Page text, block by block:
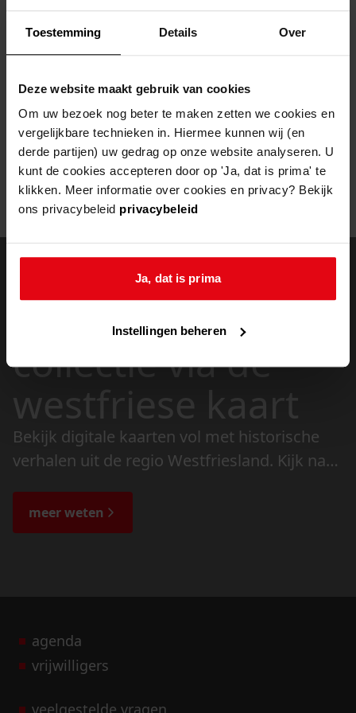
Toestemming Details Over
Deze website maakt gebruik van cookies
Om uw bezoek nog beter te maken zetten we cookies en
vergelijkbare technieken in. Hiermee kunnen wij (en
derde partijen) uw gedrag op onze website analyseren. U
kunt de cookies accepteren door op 'Ja, dat is prima' te
klikken. Meer informatie over cookies en privacy? Bekijk
ons privacybeleid privacybeleid
Ja, dat is prima
Instellingen beheren
Helaas, er is een fout opgetreden
Mogelijk kunt u deze pagina niet bezoeken door:
een verouderde bladwijzer/favoriet
een zoekmachine heeft eenverouderde lijst van de website
eenfout getyptadres
doorzoek de
collectie via de
westfriese kaart
Bekijk digitale kaarten vol met historische
verhalen uit de regio Westfriesland. Kijk naar
de bijzondere verhalen.
meer weten
agenda
vrijwilligers